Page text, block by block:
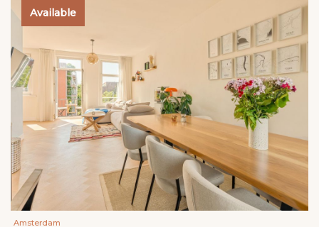
Available
Amsterdam